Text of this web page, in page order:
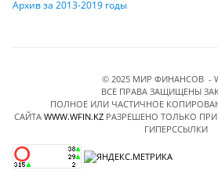
Архив за 2013-2019 годы
© 2025 МИР ФИНАНСОВ -
ВСЕ ПРАВА ЗАЩИЩЕНЫ
ПОЛНОЕ ИЛИ ЧАСТИЧНОЕ
САЙТА WWW.WFIN.KZРАЗРЕШЕНО ТОЛЬКО
ГИПЕРССЫЛКИ